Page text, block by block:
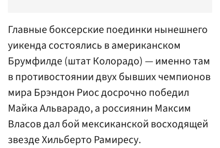
Главные боксерские поединки нынешнего
уикенда состоялись в американском
Брумфилде (штат Колорадо) — именно там
в противостоянии двух бывших чемпионов
мира Брэндон Риос досрочно победил
Майка Альварадо, а россиянин Максим
Власов дал бой мексиканской восходящей
звезде Хильберто Рамиресу.